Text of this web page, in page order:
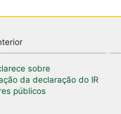
sobre
da declaração do IR
públicos